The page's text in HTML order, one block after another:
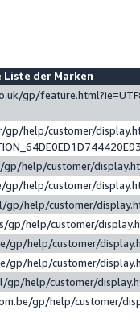
Liste der Marken
gp/
help/customer/
help/customer/
help/customer/
gp/help/customer/
gp/help/customer/
gp/help/customer/
gp/help/customer/
gp/help/customer/
gp/help/customer/